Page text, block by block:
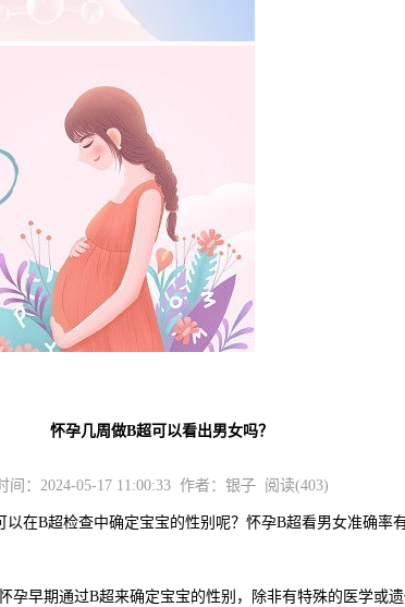
怀孕几周做B超可以看出男女吗？
间：2024-05-17 11:00:33 作者：银子 阅读(403)
B超检查中确定宝宝的性别呢？怀孕B超看男女准确率
期通过B超来确定宝宝的性别，除非有特殊的医学或